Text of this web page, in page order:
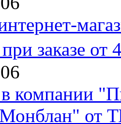
заказе от
компании
от